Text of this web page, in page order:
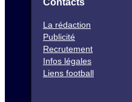
Contacts
La rédaction
Publicité
Recrutement
Infos légales
Liens football